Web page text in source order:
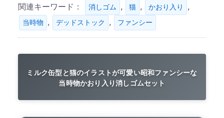
関連キーワード： 消しゴム , 猫 , かおり入り ,
当時物 , デッドストック , ファンシー
ミルク缶型と猫のイラストが可愛い昭和ファンシーな
当時物かおり入り消しゴムセット